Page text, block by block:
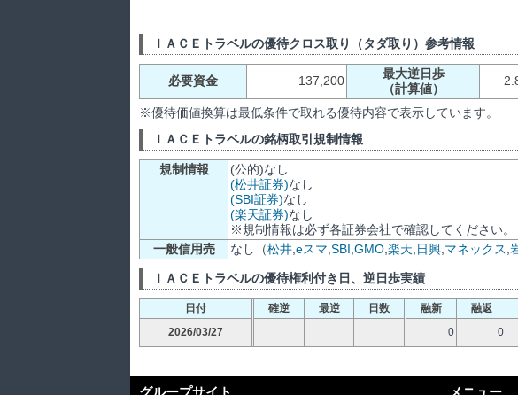
ＩＡＣＥトラベルの優待クロス取り（タダ取り）参考情報
必要資金 137,200
最大逆日歩
（計算値）
※優待価値換算は最低条件で取れる優待内容で表示しています。
ＩＡＣＥトラベルの銘柄取引規制情報
規制情報
(公的)なし
(松井証券)なし
(SBI証券)なし
(楽天証券)なし
※規制情報は必ず各証券会社で確認してください。
一般信用売
なし（松井 eスマ SBI GMO 楽天 日興 マネックス
ＩＡＣＥトラベルの優待権利付き日、逆日歩実績
日付 確逆 最逆 日数 融新 融返
2026/03/27 0 0